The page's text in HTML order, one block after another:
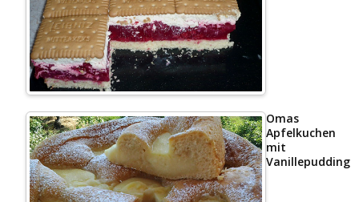
Omas
Apfelkuchen
mit
Vanillepudding